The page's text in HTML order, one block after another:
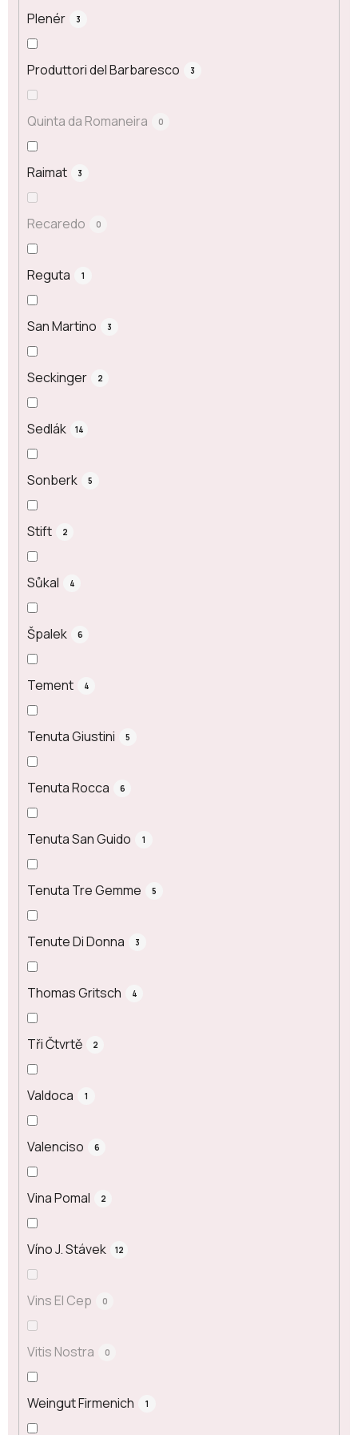
Plenér 3
Produttori del Barbaresco 3
Quinta da Romaneira 0
Raimat 3
Recaredo 0
Reguta 1
San Martino 3
Seckinger 2
Sedlák 14
Sonberk 5
Stift 2
Sůkal 4
Špalek 6
Tement 4
Tenuta Giustini 5
Tenuta Rocca 6
Tenuta San Guido 1
Tenuta Tre Gemme 5
Tenute Di Donna 3
Thomas Gritsch 4
Tři Čtvrtě 2
Valdoca 1
Valenciso 6
Vina Pomal 2
Víno J. Stávek 12
Vins El Cep 0
Vitis Nostra 0
Weingut Firmenich 1